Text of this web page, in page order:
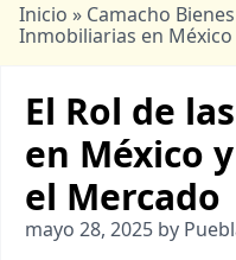
Inicio » Camacho
Inmobiliarias en
El Rol de
en México
el Mercado
mayo 28, 2025 by